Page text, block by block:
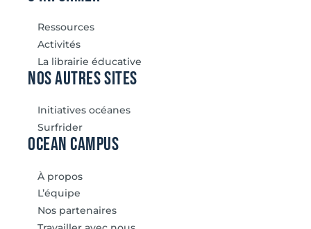
Ressources
Activités
La librairie éducative
Nos autres sites
Initiatives océanes
Surfrider
Ocean Campus
À propos
L’équipe
Nos partenaires